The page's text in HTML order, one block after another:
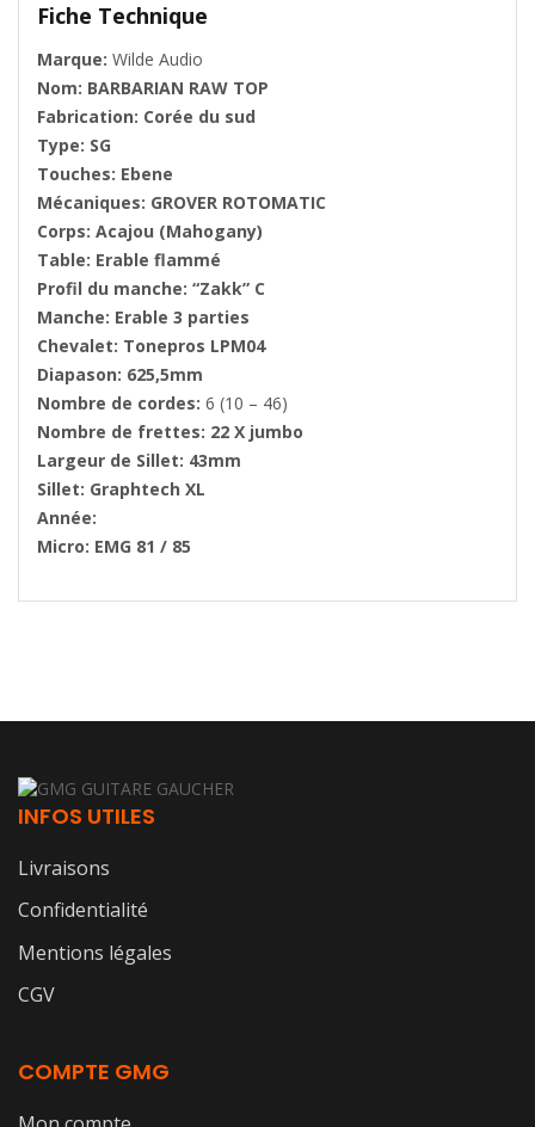
Fiche Technique
Marque: Wilde Audio
Nom: BARBARIAN RAW TOP
Fabrication: Corée du sud
Type: SG
Touches: Ebene
Mécaniques: GROVER ROTOMATIC
Corps: Acajou (Mahogany)
Table: Erable flammé
Profil du manche: “Zakk” C
Manche: Erable 3 parties
Chevalet: Tonepros LPM04
Diapason: 625,5mm
Nombre de cordes: 6 (10 – 46)
Nombre de frettes: 22 X jumbo
Largeur de Sillet: 43mm
Sillet: Graphtech XL
Année:
Micro: EMG 81 / 85
INFOS UTILES
Livraisons
Confidentialité
Mentions légales
CGV
COMPTE GMG